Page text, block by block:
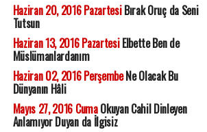
Haziran 20, 2016 PazartesiBırak Oruç da Seni
Tutsun
Haziran 13, 2016 PazartesiElbette Ben de
Müslümanlardanım
Haziran 02, 2016 PerşembeNe Olacak Bu
Dünyanın Hâli
Mayıs 27, 2016 CumaOkuyan Cahil Dinleyen
Anlamıyor Duyan da İlgisiz